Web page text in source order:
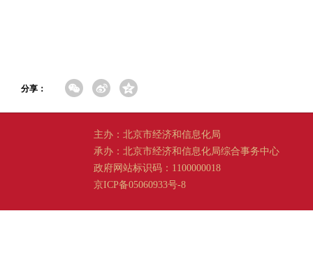
分享：
主办：北京市经济和信息化局
承办：北京市经济和信息化局综合事务中心
政府网站标识码：1100000018
京ICP备05060933号-8